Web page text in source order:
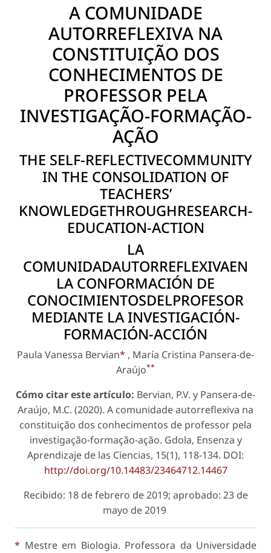
A COMUNIDADE
AUTORREFLEXIVA NA
CONSTITUIÇÃO DOS
CONHECIMENTOS DE
PROFESSOR PELA
INVESTIGAÇÃO-FORMAÇÃO-
AÇÃO
THE SELF-REFLECTIVECOMMUNITY
IN THE CONSOLIDATION OF
TEACHERS’
KNOWLEDGETHROUGHRESEARCH-
EDUCATION-ACTION
LA
COMUNIDADAUTORREFLEXIVAEN
LA CONFORMACIÓN DE
CONOCIMIENTOSDELPROFESOR
MEDIANTE LA INVESTIGACIÓN-
FORMACIÓN-ACCIÓN
Paula Vanessa Bervian* , María Cristina Pansera-de-
Araújo**
Cómo citar este artículo: Bervian, P.V. y Pansera-de-
Araújo, M.C. (2020). A comunidade autorreflexiva na
constituição dos conhecimentos de professor pela
investigação-formação-ação. Gdola, Ensenza y
Aprendizaje de las Ciencias, 15(1), 118-134. DOI:
http://doi.org/10.14483/23464712.14467
Recibido: 18 de febrero de 2019; aprobado: 23 de
mayo de 2019
* Mestre em Biologia. Professora da Universidade